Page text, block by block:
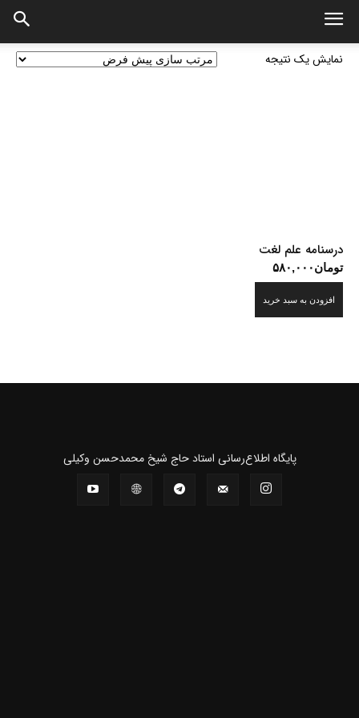
نمایش یک نتیجه
درسنامه علم لغت
تومان۵۸۰,۰۰۰
افزودن به سبد خرید
پايگاه اطلاع‌رسانی استاد حاج شیخ محمدحسن وکیلی